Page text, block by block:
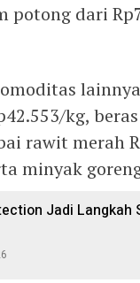
potong dari
kg,
rawit merah
minyak
Jadi Langkah